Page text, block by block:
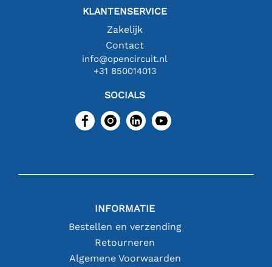
KLANTENSERVICE
Zakelijk
Contact
info@opencircuit.nl
+31 850014013
SOCIALS
INFORMATIE
Bestellen en verzending
Retourneren
Algemene Voorwaarden